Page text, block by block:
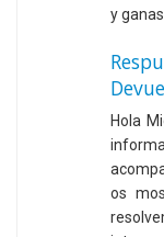
y
Hola
os